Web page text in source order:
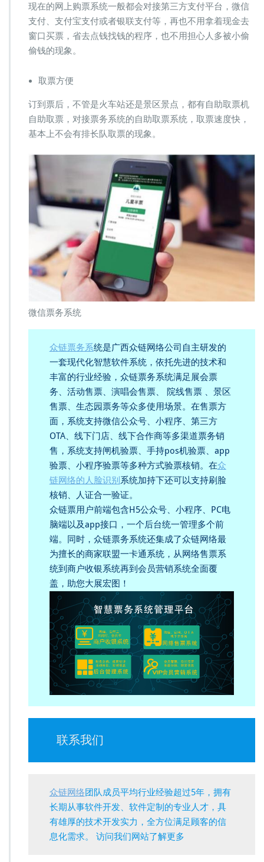
现在的网上购票系统一般都会对接第三方支付平台，微信
支付、支付宝支付或者银联支付等，再也不用拿着现金去
窗口买票，省去点钱找钱的程序，也不用担心人多被小偷
偷钱的现象。
取票方便
订到票后，不管是火车站还是景区景点，都有自助取票机
自助取票，对接票务系统的自助取票系统，取票速度快，
基本上不会有排长队取票的现象。
微信票务系统
众链票务系统是广西众链网络公司自主研发的
一套现代化智慧软件系统，依托先进的技术和
丰富的行业经验，众链票务系统满足展会票
务、活动售票、演唱会售票、 院线售票 、景区
售票、生态园票务等众多使用场景。在售票方
面，系统支持微信公众号、小程序、第三方
OTA、线下门店、线下合作商等多渠道票务销
售，系统支持闸机验票、手持pos机验票、app
验票、小程序验票等多种方式验票核销。在众
链网络的人脸识别 系统加持下还可以支持刷脸
核销、人证合一验证。
众链票用户前端包含H5公众号、小程序、PC电
脑端以及app接口，一个后台统一管理多个前
端。同时，众链票务系统还集成了众链网络最
为擅长的商家联盟一卡通系统，从网络售票系
统到商户收银系统再到会员营销系统全面覆
盖，助您大展宏图！
联系我们
众链网络团队成员平均行业经验超过5年，拥有
长期从事软件开发、软件定制的专业人才，具
有雄厚的技术开发实力，全方位满足顾客的信
息化需求。 访问我们网站了解更多